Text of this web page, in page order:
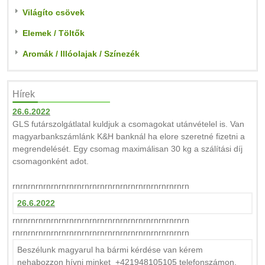
Világíto csövek
Elemek / Töltők
Aromák / Illóolajak / Színezék
Hírek
26.6.2022
GLS futárszolgátlatal kuldjuk a csomagokat utánvételel is. Van
magyarbankszámlánk K&H banknál ha elore szeretné fizetni a
megrendelését. Egy csomag maximálisan 30 kg a szálítási díj
csomagonként adot.
rnrnrnrnrnrnrnrnrnrnrnrnrnrnrnrnrnrnrnrnrnrnrn
26.6.2022
rnrnrnrnrnrnrnrnrnrnrnrnrnrnrnrnrnrnrnrnrnrnrn
rnrnrnrnrnrnrnrnrnrnrnrnrnrnrnrnrnrnrnrnrnrnrn
Beszélunk magyarul ha bármi kérdése van kérem
nehabozzon hívni minket +421948105105 telefonszámon.